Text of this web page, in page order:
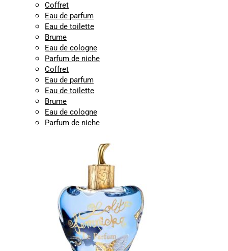
Coffret
Eau de parfum
Eau de toilette
Brume
Eau de cologne
Parfum de niche
Coffret
Eau de parfum
Eau de toilette
Brume
Eau de cologne
Parfum de niche